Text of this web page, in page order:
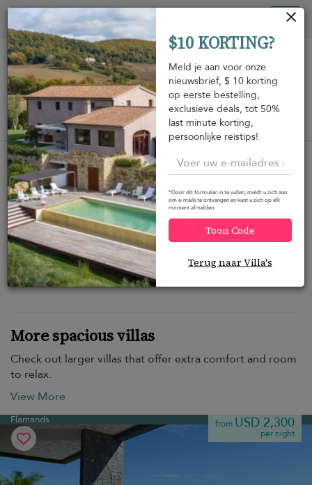
Bekijk op de kaart
Wilt u meer opties?
Hieronder hebben we een aantal geweldige
alternatieven gevonden die u wellicht interesseren.
More spacious villas
Check out larger villas that offer extra comfort and room
to relax.
View More
Flamands from USD 2,300
per night
$10 KORTING?
Meld je aan voor onze
nieuwsbrief, $ 10 korting
op eerste bestelling,
exclusieve deals, tot 50%
last minute korting,
persoonlijke reistips!
*Door dit formulier in te vullen, meldt u zich aan
om e-mails te ontvangen en kunt u zich op elk
moment afmelden.
Toon Code
Terug naar Villa's
Cookies beheer paneel